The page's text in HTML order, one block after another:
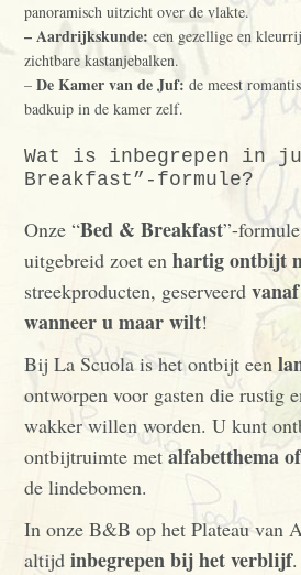
panoramisch uitzicht over de vlakte.
– Aardrijkskunde: een gezellige en
zichtbare kastanjebalken.
–De Kamer van de Juf: de meest
badkuip in de kamer zelf.
Wat is inbegrepen in
Breakfast”-formule?
Onze “Bed & Breakfast”-
uitgebreid zoet enhartig ontbijt
streekproducten, geserveerd
wanneer u maar wilt!
Bij La Scuola is het ontbijt een
ontworpen voor gasten die rustig
wakker willen worden. U kunt
ontbijtruimte metalfabetthema
de lindebomen.
In onze B&B op het Plateau van
altijdinbegrepen bij het verblijf.